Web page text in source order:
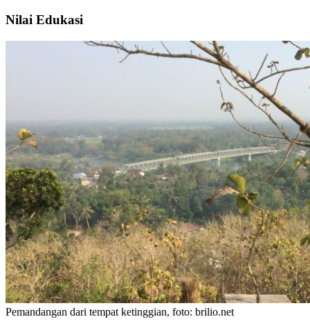
Nilai Edukasi
Pemandangan dari tempat ketinggian, foto: brilio.net